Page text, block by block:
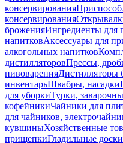
консервирования
консервирования
броженияИнгредиенты для
напитковАксессуары для
алкогольных напитков
дистилляторовПрессы,
пивоваренияДистилляторы
инвентарьШвабры, насадки
для уборкиТурки,
кофейникиЧайники для
для чайников,
кувшиныХозяйственные
прищепкиГладильные доски